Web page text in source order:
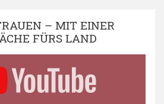
– MIT EINER
FÜRS LAND